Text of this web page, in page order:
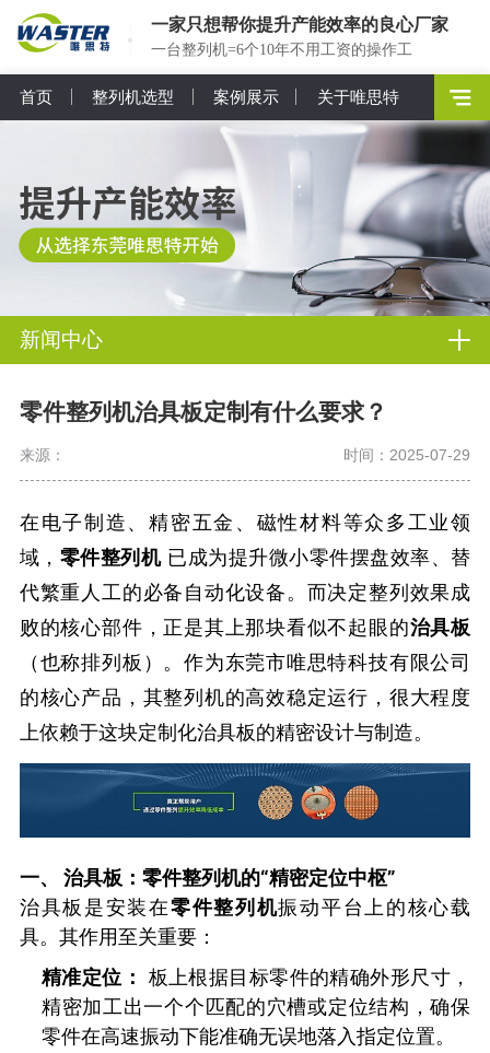
一家只想帮你提升产能效率的良心厂家
一台整列机=6个10年不用工资的操作工
首页 整列机选型 案例展示 关于唯思特
新闻中心
零件整列机治具板定制有什么要求？
来源： 时间：2025-07-29
在电子制造、精密五金、磁性材料等众多工业领
域， 零件整列机 已成为提升微小零件摆盘效率、替
代繁重人工的必备自动化设备。而决定整列效果成
败的核心部件，正是其上那块看似不起眼的治具板
（也称排列板）。作为东莞市唯思特科技有限公司
的核心产品，其整列机的高效稳定运行，很大程度
上依赖于这块定制化治具板的精密设计与制造。
一、 治具板：零件整列机的“精密定位中枢”
治具板是安装在零件整列机振动平台上的核心载
具。其作用至关重要：
精准定位：
板上根据目标零件的精确外形尺寸，
精密加工出一个个匹配的穴槽或定位结构，确保
零件在高速振动下能准确无误地落入指定位置。